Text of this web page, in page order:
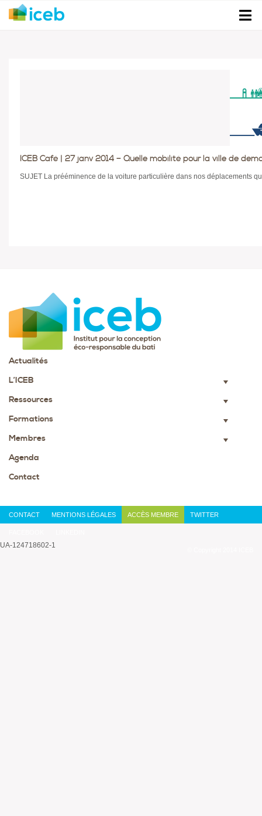
ICEB Café | 27 janv 2014 – Quelle mobilité pour la ville de
SUJET La prééminence de la voiture particulière dans nos déplacements
Actualités
L’ICEB
▼
Ressources ▼
Formations ▼
Membres ▼
Agenda
Contact
CONTACT MENTIONS LÉGALES ACCÈS MEMBRE TWITTER
UA-124718602-1